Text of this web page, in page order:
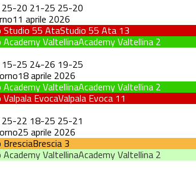
25-20 21-25 25-20
11 aprile 2026
Studio 55 Ata 13
Academy Valtellina 2
15-25 24-26 19-25
18 aprile 2026
Academy Valtellina 2
Valpala Evoca 11
25-22 18-25 25-21
25 aprile 2026
Brescia 3
Academy Valtellina 2